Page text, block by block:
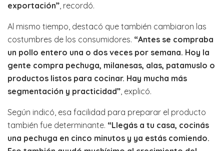
exportación”, recordó.
Al mismo tiempo, destacó que también cambiaron las
costumbres de los consumidores. “Antes se compraba
un pollo entero una o dos veces por semana. Hoy la
gente compra pechuga, milanesas, alas, patamuslo o
productos listos para cocinar. Hay mucha más
segmentación y practicidad”, explicó.
Según indicó, esa facilidad para preparar el producto
también fue determinante. “Llegás a tu casa, cocinás
una pechuga en cinco minutos y ya estás comiendo.